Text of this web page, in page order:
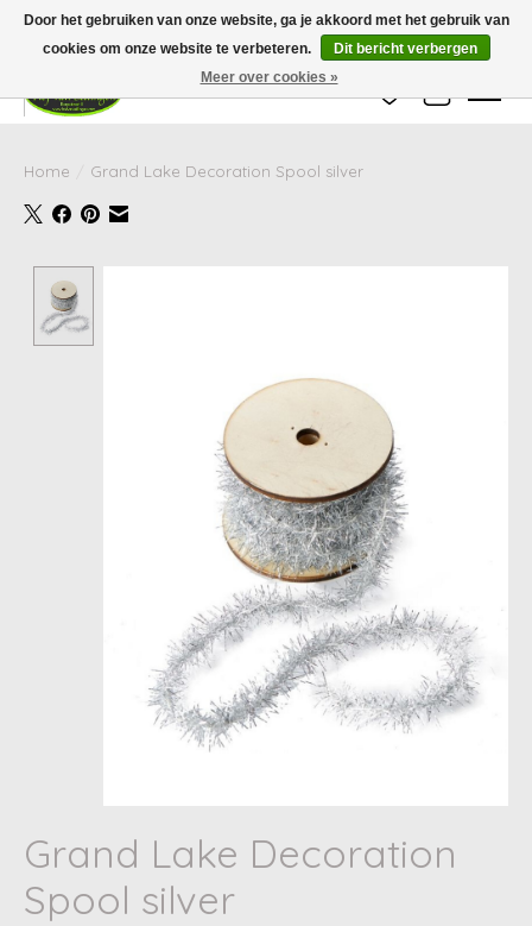
Wij zijn gesloten van 24 december tot en met 25 januari. Houd er rekening mee
dat de levertijd van uw bestelling in deze periode langer kan zijn dan
gebruikelijk.
Verlanglijst
Home Grand Lake Decoration Spool silver
Grand Lake Decoration
Spool silver
Door het gebruiken van onze website, ga je akkoord met het gebruik van
cookies om onze website te verbeteren.
Dit bericht verbergen
Meer over cookies »